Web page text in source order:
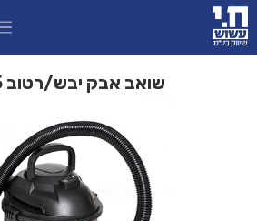
פתח
שואב אבק יבש/רטוב 15 ליטר